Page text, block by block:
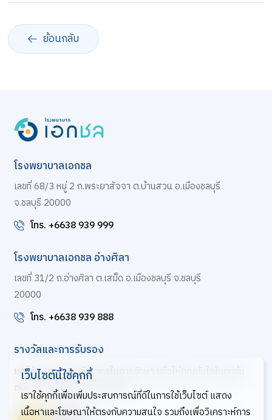
ย้อนกลับ
โรงพยาบาลเอกชล
เลขที่ 68/3 หมู่ 2 ถ.พระยาสัจจา ต.บ้านสวน อ.เมืองชลบุรี
จ.ชลบุรี 20000
โทร. +6638 939 999
โรงพยาบาลเอกชล อ่างศิลา
เลขที่ 31/2 ถ.อ่างศิลา ต.เสม็ด อ.เมืองชลบุรี จ.ชลบุรี
20000
โทร. +6638 939 888
รางวัลและการรับรอง
เราใช้มาตรฐานระดับสากลในการรักษา เพื่อให้คุณมั่นใจในทุกขั้น
ตอนของการดูแลสุขภาพจากเรา
เว็บไซต์นี้ใช้คุกกี้
เราใช้คุกกี้เพื่อเพิ่มประสบการณ์ที่ดีในการใช้เว็บไซต์ แสดง
เนื้อหาและโฆษณาให้ตรงกับความสนใจ รวมถึงเพื่อวิเคราะห์การ